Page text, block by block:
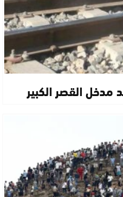
القصر الكبير